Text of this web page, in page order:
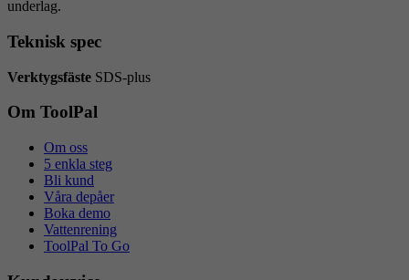
underlag.
Teknisk spec
Verktygsfäste SDS-plus
Om ToolPal
Om oss
5 enkla steg
Bli kund
Våra depåer
Boka demo
Vattenrening
ToolPal To Go